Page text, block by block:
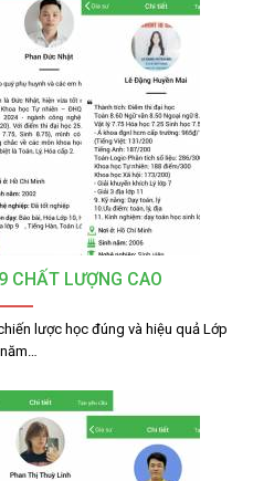
CHẤT LƯỢNG CAO
lược học đúng và hiệu quả Lớp